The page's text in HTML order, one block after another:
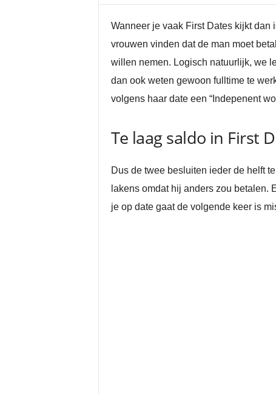
Wanneer je vaak First Dates kijkt
vrouwen vinden dat de man moet
willen nemen. Logisch natuurlijk, we
dan ook weten gewoon fulltime te
volgens haar date een “Indepenent
Te laag saldo in First
Dus de twee besluiten ieder de helft
lakens omdat hij anders zou betalen.
je op date gaat de volgende keer is